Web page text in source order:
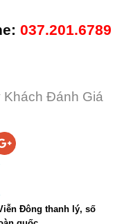
037.201.6789
Khách Đánh Giá
Đông thanh lý, số